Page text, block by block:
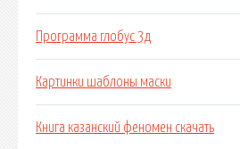
Программа глобус 3д
Картинки шаблоны маски
Книга казанский феномен скачать